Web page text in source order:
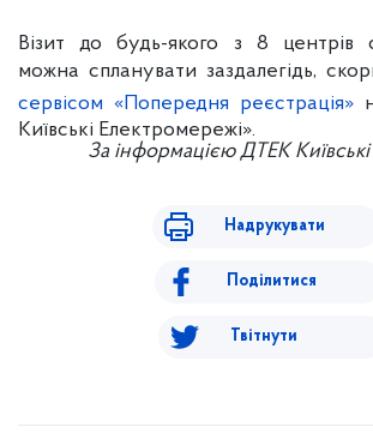
Візит до будь-якого з 8 центрів
можна спланувати заздалегідь,
сервісом «Попередня реєстрація»
Київські Електромережі».
За інформацією ДТЕК
Надрукувати
Поділитися
Твітнути